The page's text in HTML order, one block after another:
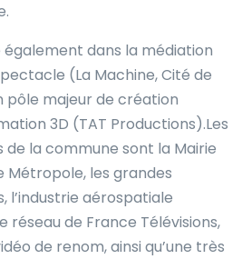
également dans la médiation
(La Machine, Cité de
pôle majeur de création
3D (TAT Productions).Les
la commune sont la Mairie
Métropole, les grandes
l’industrie aérospatiale
réseau de France Télévisions,
de renom, ainsi qu’une très